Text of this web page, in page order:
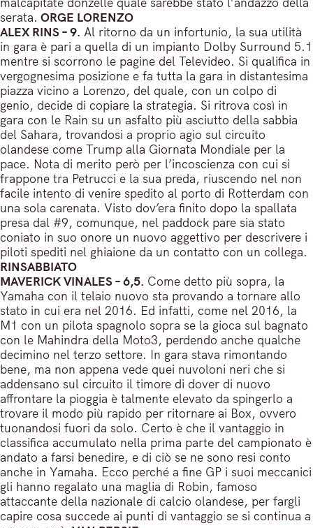
serata. ORGE LORENZO
ALEX RINS – 9. Al ritorno da un infortunio, la sua utilità
in gara è pari a quella di un impianto Dolby Surround 5.1
mentre si scorrono le pagine del Televideo. Si qualifica in
vergognesima posizione e fa tutta la gara in distantesima
piazza vicino a Lorenzo, del quale, con un colpo di
genio, decide di copiare la strategia. Si ritrova così in
gara con le Rain su un asfalto più asciutto della sabbia
del Sahara, trovandosi a proprio agio sul circuito
olandese come Trump alla Giornata Mondiale per la
pace. Nota di merito però per l’incoscienza con cui si
frappone tra Petrucci e la sua preda, riuscendo nel non
facile intento di venire spedito al porto di Rotterdam con
una sola carenata. Visto dov’era finito dopo la spallata
presa dal #9, comunque, nel paddock pare sia stato
coniato in suo onore un nuovo aggettivo per descrivere i
piloti spediti nel ghiaione da un contatto con un collega.
RINSABBIATO
MAVERICK VINALES – 6,5. Come detto più sopra, la
Yamaha con il telaio nuovo sta provando a tornare allo
stato in cui era nel 2016. Ed infatti, come nel 2016, la
M1 con un pilota spagnolo sopra se la gioca sul bagnato
con le Mahindra della Moto3, perdendo anche qualche
decimino nel terzo settore. In gara stava rimontando
bene, ma non appena vede quei nuvoloni neri che si
addensano sul circuito il timore di dover di nuovo
affrontare la pioggia è talmente elevato da spingerlo a
trovare il modo più rapido per ritornare ai Box, ovvero
tuonandosi fuori da solo. Certo è che il vantaggio in
classifica accumulato nella prima parte del campionato è
andato a farsi benedire, e di ciò se ne sono resi conto
anche in Yamaha. Ecco perché a fine GP i suoi meccanici
gli hanno regalato una maglia di Robin, famoso
attaccante della nazionale di calcio olandese, per fargli
capire cosa succede ai punti di vantaggio se si continua a